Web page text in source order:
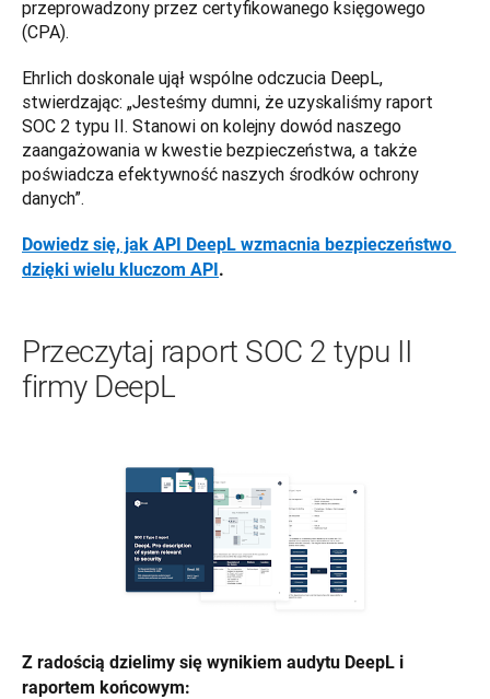
przeprowadzony przez certyfikowanego księgowego
(CPA).
Ehrlich doskonale ujął wspólne odczucia DeepL,
stwierdzając: „Jesteśmy dumni, że uzyskaliśmy raport
SOC 2 typu II. Stanowi on kolejny dowód naszego
zaangażowania w kwestie bezpieczeństwa, a także
poświadcza efektywność naszych środków ochrony
danych”.
Dowiedz się, jak API DeepL wzmacnia bezpieczeństwo
dzięki wielu kluczom API.
Przeczytaj raport SOC 2 typu II
firmy DeepL
Z radością dzielimy się wynikiem audytu DeepL i
raportem końcowym: